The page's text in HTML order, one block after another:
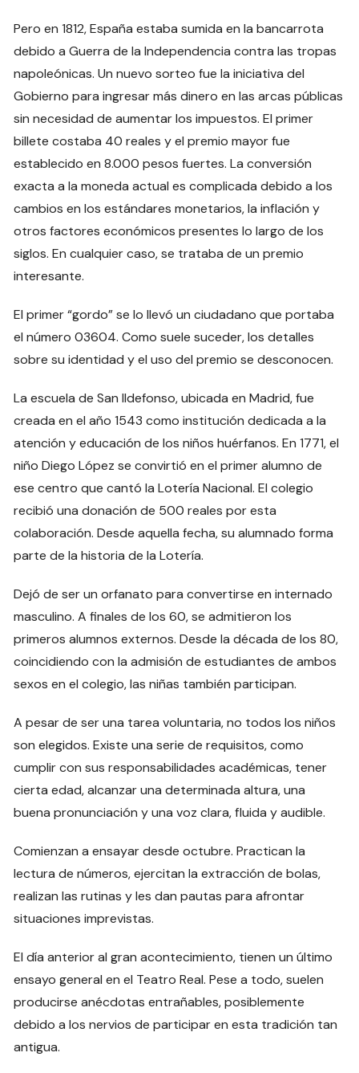
Pero en 1812, España estaba sumida en la bancarrota
debido a Guerra de la Independencia contra las tropas
napoleónicas. Un nuevo sorteo fue la iniciativa del
Gobierno para ingresar más dinero en las arcas públicas
sin necesidad de aumentar los impuestos. El primer
billete costaba 40 reales y el premio mayor fue
establecido en 8.000 pesos fuertes. La conversión
exacta a la moneda actual es complicada debido a los
cambios en los estándares monetarios, la inflación y
otros factores económicos presentes lo largo de los
siglos. En cualquier caso, se trataba de un premio
interesante.
El primer “gordo” se lo llevó un ciudadano que portaba
el número 03604. Como suele suceder, los detalles
sobre su identidad y el uso del premio se desconocen.
La escuela de San Ildefonso, ubicada en Madrid, fue
creada en el año 1543 como institución dedicada a la
atención y educación de los niños huérfanos. En 1771, el
niño Diego López se convirtió en el primer alumno de
ese centro que cantó la Lotería Nacional. El colegio
recibió una donación de 500 reales por esta
colaboración. Desde aquella fecha, su alumnado forma
parte de la historia de la Lotería.
Dejó de ser un orfanato para convertirse en internado
masculino. A finales de los 60, se admitieron los
primeros alumnos externos. Desde la década de los 80,
coincidiendo con la admisión de estudiantes de ambos
sexos en el colegio, las niñas también participan.
A pesar de ser una tarea voluntaria, no todos los niños
son elegidos. Existe una serie de requisitos, como
cumplir con sus responsabilidades académicas, tener
cierta edad, alcanzar una determinada altura, una
buena pronunciación y una voz clara, fluida y audible.
Comienzan a ensayar desde octubre. Practican la
lectura de números, ejercitan la extracción de bolas,
realizan las rutinas y les dan pautas para afrontar
situaciones imprevistas.
El día anterior al gran acontecimiento, tienen un último
ensayo general en el Teatro Real. Pese a todo, suelen
producirse anécdotas entrañables, posiblemente
debido a los nervios de participar en esta tradición tan
antigua.